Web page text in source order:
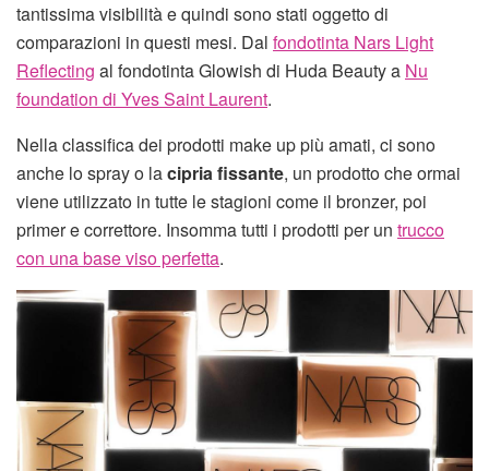
tantissima visibilità e quindi sono stati oggetto di
comparazioni in questi mesi. Dal fondotinta Nars Light
Reflecting al fondotinta Glowish di Huda Beauty a Nu
foundation di Yves Saint Laurent.
Nella classifica dei prodotti make up più amati, ci sono
anche lo spray o lacipria fissante, un prodotto che ormai
viene utilizzato in tutte le stagioni come il bronzer, poi
primer e correttore. Insomma tutti i prodotti per un trucco
con una base viso perfetta.